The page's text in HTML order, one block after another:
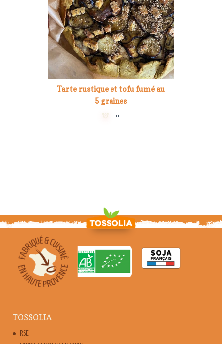
Tarte rustique et tofu fumé au
5 graines
1 hr
TOSSOLIA
RSE